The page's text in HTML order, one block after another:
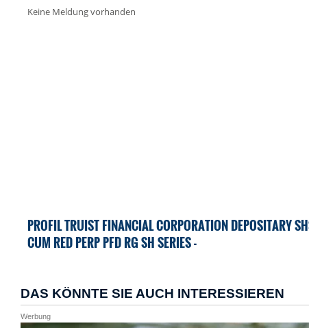
Keine Meldung vorhanden
PROFIL TRUIST FINANCIAL CORPORATION DEPOSITARY
CUM RED PERP PFD RG SH SERIES -